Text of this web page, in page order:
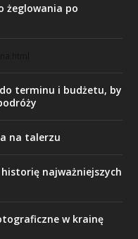
żeglowania po
terminu i budżetu, by
na talerzu
najważniejszych
w krainę